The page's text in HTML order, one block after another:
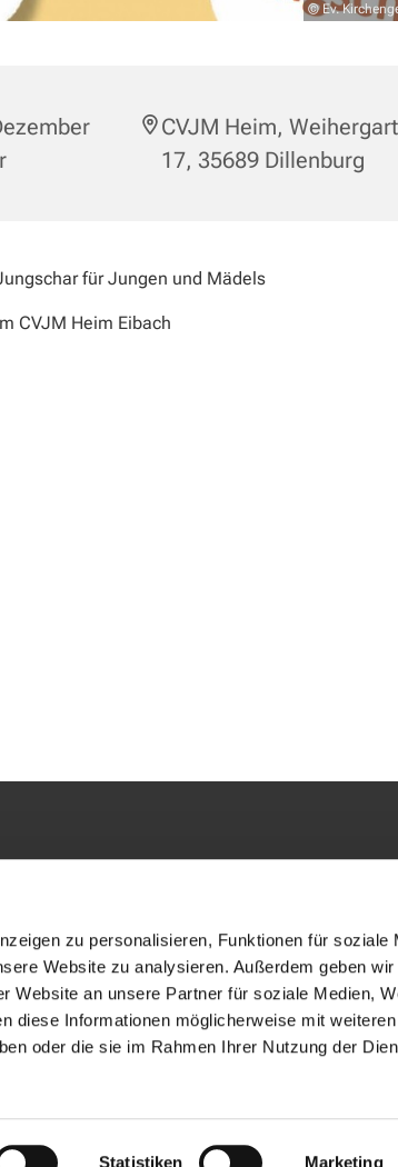
zu personalisieren, Funktionen für soziale
Website zu analysieren. Außerdem geben wir
Website an unsere Partner für soziale Medien,
diese Informationen möglicherweise mit
oder die sie im Rahmen Ihrer Nutzung der
Statistiken Marketing
© Ev.
CVJM Heim,
17, 35689 Dillenburg
für Jungen und Mädels
CVJM Heim Eibach